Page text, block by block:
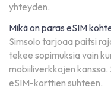
yhteyden.
Mikä on paras eSIM
Simsolo tarjoaa paitsi
tekee sopimuksia vain
mobiiliverkkojen kanssa.
eSIM-korttien suhteen.